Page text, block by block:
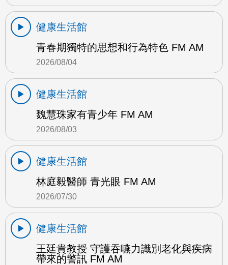
健康生活館
青春期獨特的思想和行為特色 FM AM
2026/08/04
健康生活館
魏慧珠家有青少年 FM AM
2026/08/03
健康生活館
林庭毅醫師 青光眼 FM AM
2026/07/30
健康生活館
王廷貴教授 守護吞嚥力識別老化與疾病
帶來的警訊 FM AM